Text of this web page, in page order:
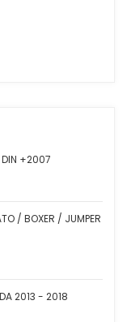
DIN +2007
/ BOXER / JUMPER
2013 - 2018